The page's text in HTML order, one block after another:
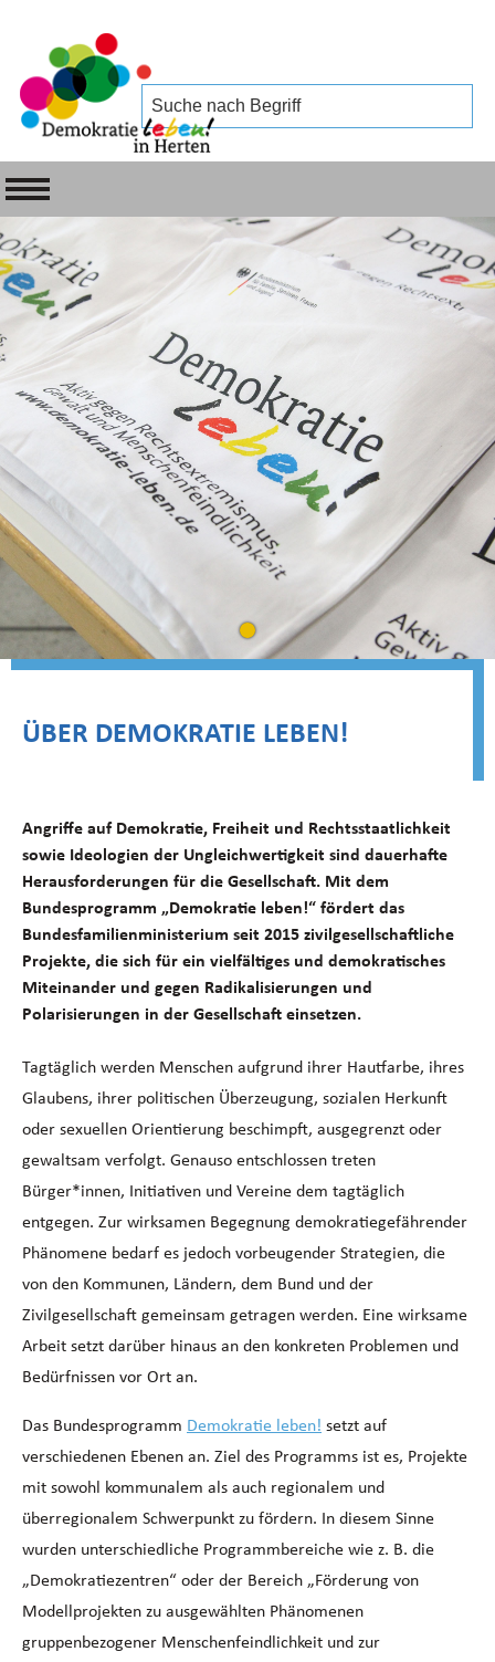
ÜBER DEMOKRATIE LEBEN!
Angriffe auf Demokratie, Freiheit und Rechtsstaatlichkeit
sowie Ideologien der Ungleichwertigkeit sind dauerhafte
Herausforderungen für die Gesellschaft. Mit dem
Bundesprogramm „Demokratie leben!“ fördert das
Bundesfamilienministerium seit 2015 zivilgesellschaftliche
Projekte, die sich für ein vielfältiges und demokratisches
Miteinander und gegen Radikalisierungen und
Polarisierungen in der Gesellschaft einsetzen.
Tagtäglich werden Menschen aufgrund ihrer Hautfarbe, ihres
Glaubens, ihrer politischen Überzeugung, sozialen Herkunft
oder sexuellen Orientierung beschimpft, ausgegrenzt oder
gewaltsam verfolgt. Genauso entschlossen treten
Bürger*innen, Initiativen und Vereine dem tagtäglich
entgegen. Zur wirksamen Begegnung demokratiegefährender
Phänomene bedarf es jedoch vorbeugender Strategien, die
von den Kommunen, Ländern, dem Bund und der
Zivilgesellschaft gemeinsam getragen werden. Eine wirksame
Arbeit setzt darüber hinaus an den konkreten Problemen und
Bedürfnissen vor Ort an.
Das Bundesprogramm Demokratie leben! setzt auf
verschiedenen Ebenen an. Ziel des Programms ist es, Projekte
mit sowohl kommunalem als auch regionalem und
überregionalem Schwerpunkt zu fördern. In diesem Sinne
wurden unterschiedliche Programmbereiche wie z. B. die
„Demokratiezentren“ oder der Bereich „Förderung von
Modellprojekten zu ausgewählten Phänomenen
gruppenbezogener Menschenfeindlichkeit und zur